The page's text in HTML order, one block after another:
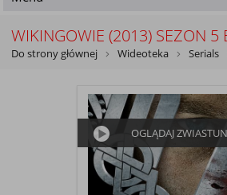
WIKINGOWIE (2013) SEZON 5
Do strony głównej Wideoteka Serials
OGLĄDAJ ZWIASTUN